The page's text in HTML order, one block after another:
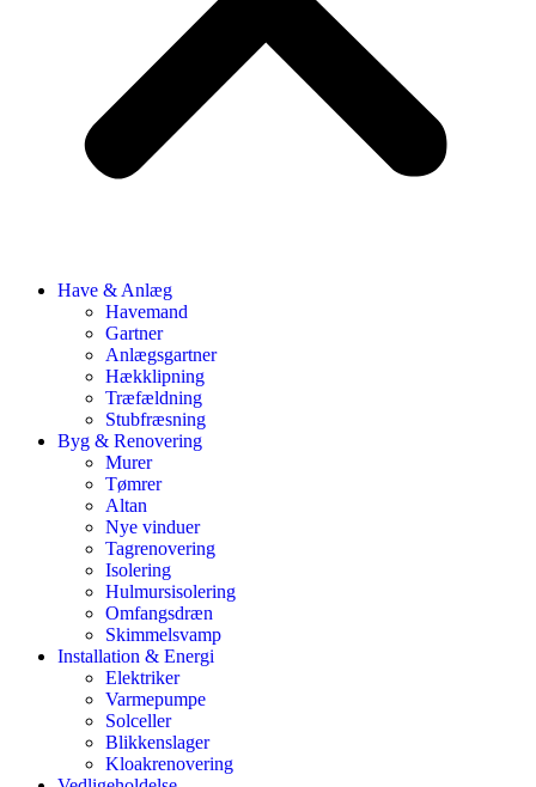
Have & Anlæg
Havemand
Gartner
Anlægsgartner
Hækklipning
Træfældning
Stubfræsning
Byg & Renovering
Murer
Tømrer
Altan
Nye vinduer
Tagrenovering
Isolering
Hulmursisolering
Omfangsdræn
Skimmelsvamp
Installation & Energi
Elektriker
Varmepumpe
Solceller
Blikkenslager
Kloakrenovering